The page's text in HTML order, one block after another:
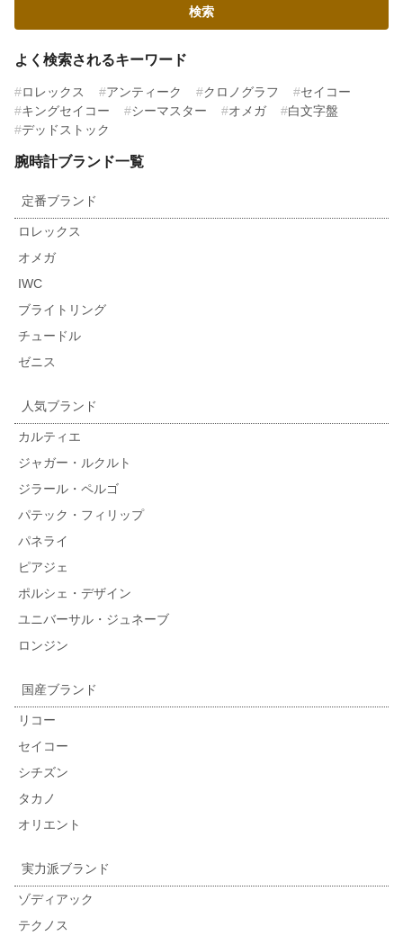
よく検索されるキーワード
ロレックス アンティーク クロノグラフ
セイコー
キングセイコー
シーマスター オメガ
白文字盤
デッドストック
腕時計ブランド一覧
定番ブランド
ロレックス
オメガ
IWC
ブライトリング
チュードル
ゼニス
人気ブランド
カルティエ
ジャガー・ルクルト
ジラール・ペルゴ
パテック・フィリップ
パネライ
ピアジェ
ポルシェ・デザイン
ユニバーサル・ジュネーブ
ロンジン
国産ブランド
リコー
セイコー
シチズン
タカノ
オリエント
実力派ブランド
ゾディアック
テクノス